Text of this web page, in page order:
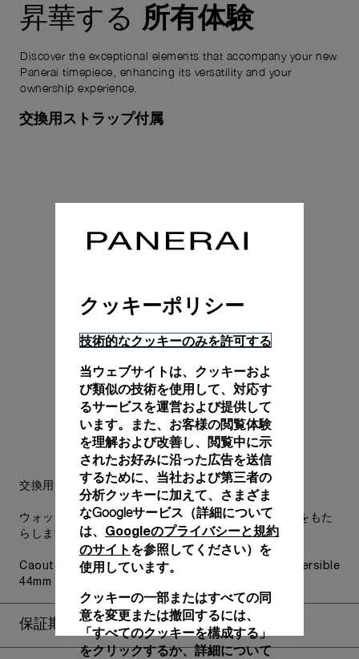
昇華する 所有体験
Discover the exceptional elements that accompany your new
Panerai timepiece, enhancing its versatility and your
ownership experience.
交換用ストラップ付属
交換用ストラップも付属します。
ウォッチの美しさを損なうことなく、実用的な汎用性をもた
らします。
Caoutchouc Military Green, STD, 24/22, BA, Submersible
44mm
保証期間の延長
クッキーポリシー
技術的なクッキーのみを許可する
当ウェブサイトは、クッキーおよ
び類似の技術を使用して、対応す
るサービスを運営および提供して
います。また、お客様の閲覧体験
を理解および改善し、閲覧中に示
されたお好みに沿った広告を送信
するために、当社および第三者の
分析クッキーに加えて、さまざま
なGoogleサービス（詳細について
は、 Googleのプライバシーと規約
のサイト を参照してください）を
使用しています。
クッキーの一部またはすべての同
意を変更または撤回するには、
「すべてのクッキーを構成する」
をクリックするか、詳細について